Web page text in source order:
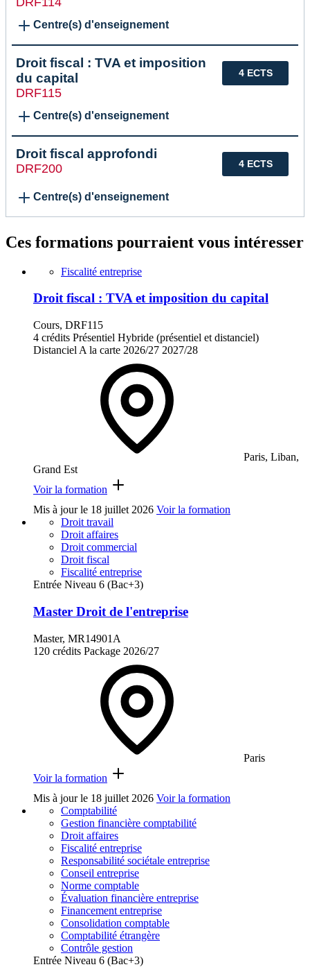
Centre(s) d'enseignement
4 ECTS
Droit fiscal : TVA et imposition
du capital
DRF115
Centre(s) d'enseignement
4 ECTS
Droit fiscal approfondi
DRF200
Centre(s) d'enseignement
Ces formations pourraient vous intéresser
Fiscalité entreprise
Droit fiscal : TVA et imposition du capital
Cours, DRF115
4 crédits Présentiel Hybride (présentiel et distanciel)
Distanciel A la carte 2026/27 2027/28
Paris, Liban,
Grand Est
Voir la formation
Mis à jour le 18 juillet 2026 Voir la formation
Droit travail
Droit affaires
Droit commercial
Droit fiscal
Fiscalité entreprise
Entrée Niveau 6 (Bac+3)
Master Droit de l'entreprise
Master, MR14901A
120 crédits Package 2026/27
Paris
Voir la formation
Mis à jour le 18 juillet 2026 Voir la formation
Comptabilité
Gestion financière comptabilité
Droit affaires
Fiscalité entreprise
Responsabilité sociétale entreprise
Conseil entreprise
Norme comptable
Évaluation financière entreprise
Financement entreprise
Consolidation comptable
Comptabilité étrangère
Contrôle gestion
Entrée Niveau 6 (Bac+3)